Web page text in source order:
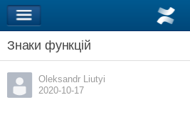
Знаки функцій
Oleksandr Liutyi
2020-10-17